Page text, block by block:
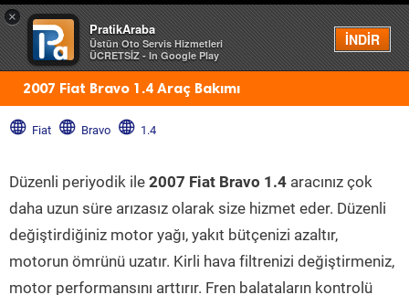
×
PratikAraba
Üstün Oto Servis Hizmetleri
ÜCRETSİZ - In Google Play
İNDİR
Menü
2007 Fiat Bravo 1.4 Araç Bakımı
Fiat Bravo 1.4
Düzenli periyodik ile 2007 Fiat Bravo 1.4 aracınız çok
daha uzun süre arızasız olarak size hizmet eder. Düzenli
değiştirdiğiniz motor yağı, yakıt bütçenizi azaltır,
motorun ömrünü uzatır. Kirli hava filtrenizi değiştirmeniz,
motor performansını arttırır. Fren balataların kontrolü